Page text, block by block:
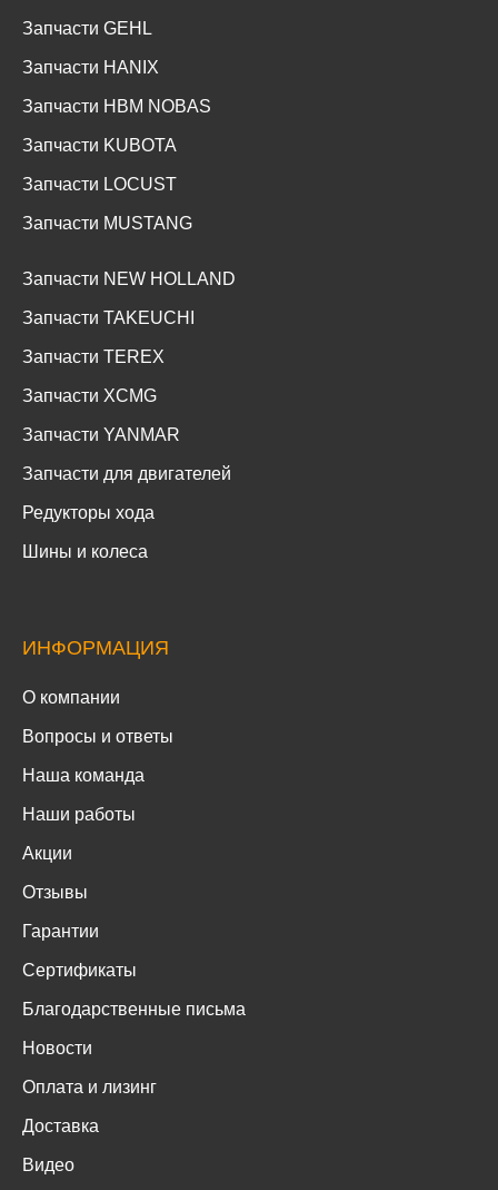
Запчасти GEHL
Запчасти HANIX
Запчасти HBM NOBAS
Запчасти KUBOTA
Запчасти LOCUST
Запчасти MUSTANG
Запчасти NEW HOLLAND
Запчасти TAKEUCHI
Запчасти TEREX
Запчасти XCMG
Запчасти YANMAR
Запчасти для двигателей
Редукторы хода
Шины и колеса
ИНФОРМАЦИЯ
О компании
Вопросы и ответы
Наша команда
Наши работы
Акции
Отзывы
Гарантии
Сертификаты
Благодарственные письма
Новости
Оплата и лизинг
Доставка
Видео